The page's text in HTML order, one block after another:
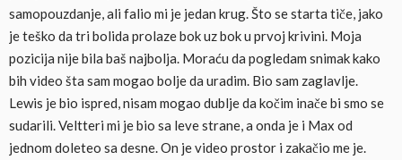
samopouzdanje, ali falio mi je jedan krug. Što se starta tiče, jako
je teško da tri bolida prolaze bok uz bok u prvoj krivini. Moja
pozicija nije bila baš najbolja. Moraću da pogledam snimak kako
bih video šta sam mogao bolje da uradim. Bio sam zaglavlje.
Lewis je bio ispred, nisam mogao dublje da kočim inače bi smo se
sudarili. Veltteri mi je bio sa leve strane, a onda je i Max od
jednom doleteo sa desne. On je video prostor i zakačio me je.